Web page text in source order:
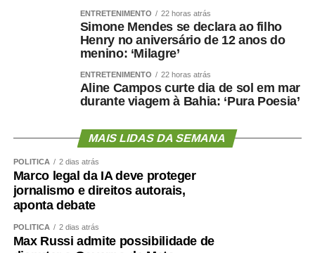
ENTRETENIMENTO 22 horas atrás
Simone Mendes se declara ao filho
Henry no aniversário de 12 anos do
menino: ‘Milagre’
ENTRETENIMENTO 22 horas atrás
Aline Campos curte dia de sol em mar
durante viagem à Bahia: ‘Pura Poesia’
MAIS LIDAS DA SEMANA
POLÍTICA 2 dias atrás
Marco legal da IA deve proteger
jornalismo e direitos autorais,
aponta debate
POLÍTICA 2 dias atrás
Max Russi admite possibilidade de